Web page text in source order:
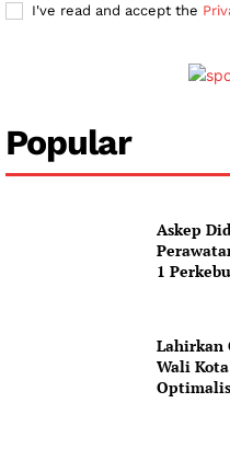
I've read and accept the
Popular
Askep
1
Lahirkan
Wali